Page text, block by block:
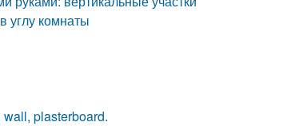
углу комнаты
plasterboard.